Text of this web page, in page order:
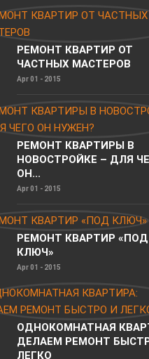
РЕМОНТ КВАРТИР ОТ
ЧАСТНЫХ МАСТЕРОВ
Apr 01 - 2015
РЕМОНТ КВАРТИРЫ В
НОВОСТРОЙКЕ – ДЛЯ
ОН...
Apr 01 - 2015
РЕМОНТ КВАРТИР «ПОД
КЛЮЧ»
Apr 01 - 2015
ОДНОКОМНАТНАЯ
ДЕЛАЕМ РЕМОНТ
ЛЕГКО